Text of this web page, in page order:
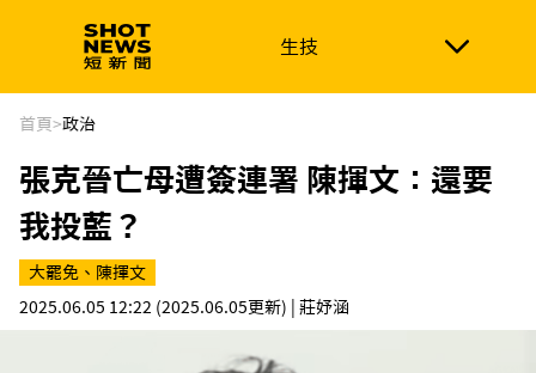
生技
生技 政治
新南向 體育
首頁>政治
張克晉亡母遭簽連署 陳揮文：還要
我投藍？
大罷免、陳揮文
2025.06.05 12:22 (2025.06.05更新) | 莊妤涵